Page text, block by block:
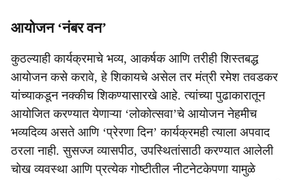
आयोजन ‘नंबर वन’
कुठल्याही कार्यक्रमाचे भव्य, आकर्षक आणि तरीही शिस्तबद्ध
आयोजन कसे करावे, हे शिकायचे असेल तर मंत्री रमेश तवडकर
यांच्याकडून नक्कीच शिकण्यासारखे आहे. त्यांच्या पुढाकारातून
आयोजित करण्यात येणाऱ्या ‘लोकोत्सवा’चे आयोजन नेहमीच
भव्यदिव्य असते आणि ‘प्रेरणा दिन’ कार्यक्रमही त्याला अपवाद
ठरला नाही. सुसज्ज व्यासपीठ, उपस्थितांसाठी करण्यात आलेली
चोख व्यवस्था आणि प्रत्येक गोष्टीतील नीटनेटकेपणा यामुळे